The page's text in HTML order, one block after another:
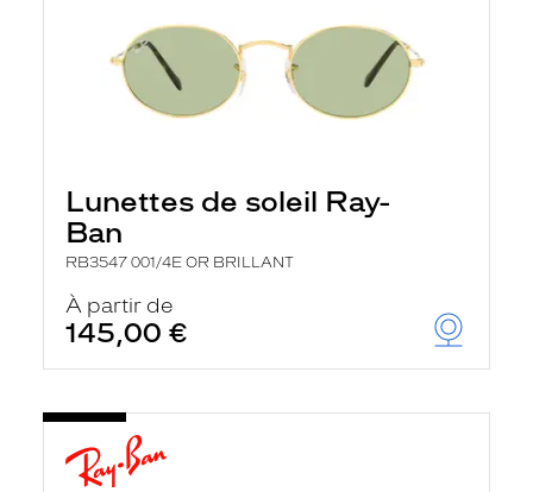
Lunettes de soleil Ray-
Ban
RB3547 001/4E OR BRILLANT
À partir de
145,00 €